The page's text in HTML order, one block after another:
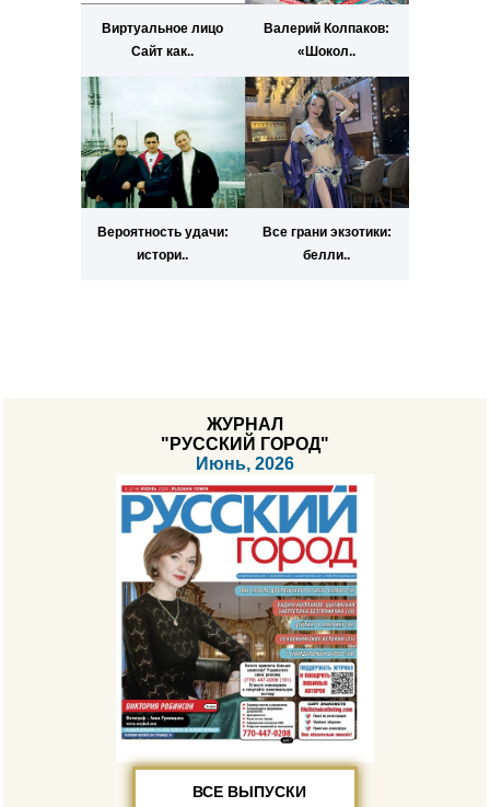
Виртуальное лицо
Сайт как..
Валерий Колпаков:
«Шокол..
Вероятность удачи:
истори..
Все грани экзотики:
белли..
ЖУРНАЛ
"РУССКИЙ ГОРОД"
Июнь, 2026
ВСЕ ВЫПУСКИ